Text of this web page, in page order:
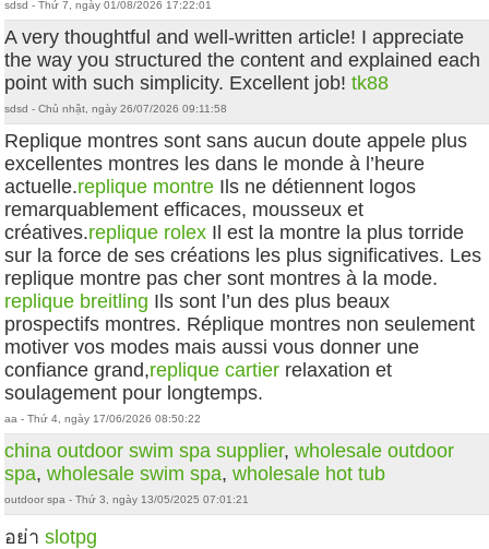
sdsd - Thứ 7, ngày 01/08/2026 17:22:01
A very thoughtful and well-written article! I appreciate
the way you structured the content and explained each
point with such simplicity. Excellent job!tk88
sdsd - Chủ nhật, ngày 26/07/2026 09:11:58
Replique montres sont sans aucun doute appele plus
excellentes montres les dans le monde à l’heure
actuelle.replique montre Ils ne détiennent logos
remarquablement efficaces, mousseux et
créatives.replique rolex Il est la montre la plus torride
sur la force de ses créations les plus significatives. Les
replique montre pas cher sont montres à la mode.
replique breitling Ils sont l’un des plus beaux
prospectifs montres. Réplique montres non seulement
motiver vos modes mais aussi vous donner une
confiance grand,replique cartier relaxation et
soulagement pour longtemps.
aa - Thứ 4, ngày 17/06/2026 08:50:22
china outdoor swim spa supplier,wholesale outdoor
spa,wholesale swim spa,wholesale hot tub
outdoor spa - Thứ 3, ngày 13/05/2025 07:01:21
อย่าslotpg